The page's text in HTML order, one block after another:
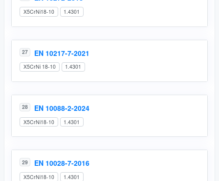
X5CrNi18-10 1.4301
27 EN 10217-7-2021
X5CrNi 18-10 1.4301
28 EN 10088-2-2024
X5CrNi18-10 1.4301
29 EN 10028-7-2016
X5CrNi18-10 1.4301